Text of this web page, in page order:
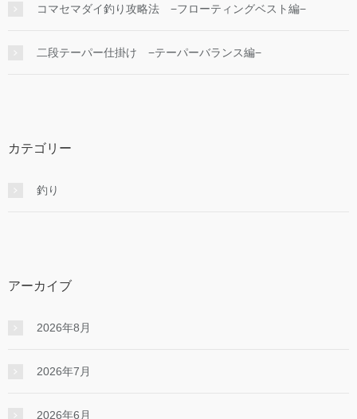
コマセマダイ釣り攻略法 −フローティングベスト編−
二段テーパー仕掛け −テーパーバランス編−
カテゴリー
釣り
アーカイブ
2026年8月
2026年7月
2026年6月